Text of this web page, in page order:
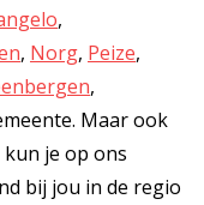
,
, Norg, Peize,
,
Maar ook
je op ons
bij jou in de regio